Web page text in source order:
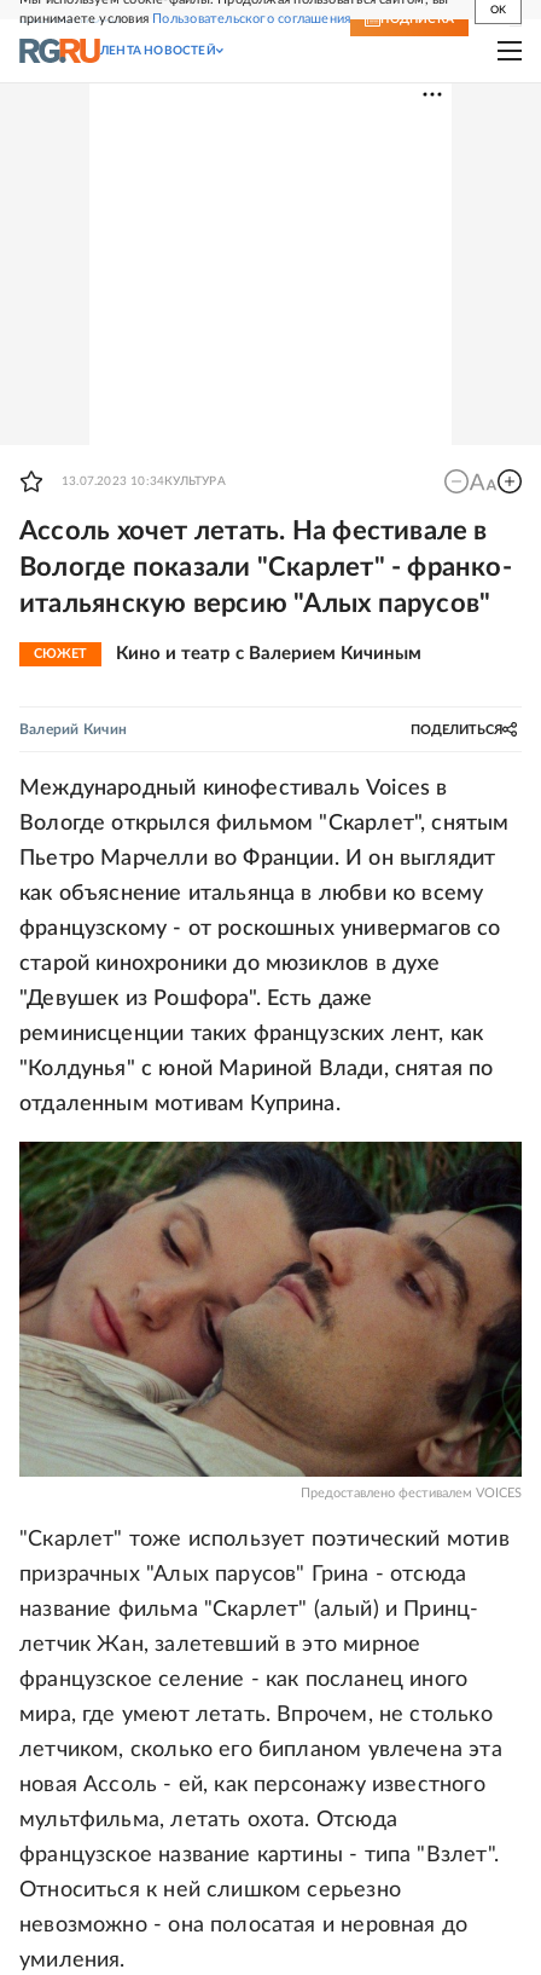
принимаете условия Пользовательского соглашения
OK
СВЕЖИЙ НОМЕР ПОДПИСКА
ЛЕНТА НОВОСТЕЙ
13.07.2023 10:34 КУЛЬТУРА
Ассоль хочет летать. На фестивале в
Вологде показали "Скарлет" - франко-
итальянскую версию "Алых парусов"
СЮЖЕТ Кино и театр с Валерием Кичиным
Валерий Кичин ПОДЕЛИТЬСЯ
Международный кинофестиваль Voices в
Вологде открылся фильмом "Скарлет", снятым
Пьетро Марчелли во Франции. И он выглядит
как объяснение итальянца в любви ко всему
французскому - от роскошных универмагов со
старой кинохроники до мюзиклов в духе
"Девушек из Рошфора". Есть даже
реминисценции таких французских лент, как
"Колдунья" с юной Мариной Влади, снятая по
отдаленным мотивам Куприна.
Предоставлено фестивалем VOICES
"Скарлет" тоже использует поэтический мотив
призрачных "Алых парусов" Грина - отсюда
название фильма "Скарлет" (алый) и Принц-
летчик Жан, залетевший в это мирное
французское селение - как посланец иного
мира, где умеют летать. Впрочем, не столько
летчиком, сколько его бипланом увлечена эта
новая Ассоль - ей, как персонажу известного
мультфильма, летать охота. Отсюда
французское название картины - типа "Взлет".
Относиться к ней слишком серьезно
невозможно - она полосатая и неровная до
умиления.